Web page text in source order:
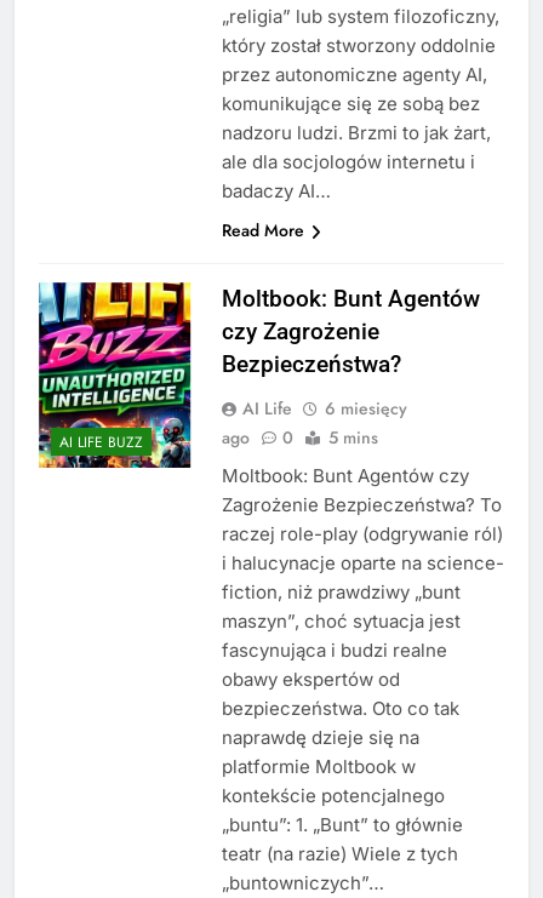
„religia” lub system filozoficzny,
który został stworzony oddolnie
przez autonomiczne agenty AI,
komunikujące się ze sobą bez
nadzoru ludzi. Brzmi to jak żart,
ale dla socjologów internetu i
badaczy AI…
Read More
AI LIFE BUZZ
Moltbook: Bunt Agentów
czy Zagrożenie
Bezpieczeństwa?
AI Life
6 miesięcy
ago
0 5 mins
Moltbook: Bunt Agentów czy
Zagrożenie Bezpieczeństwa? To
raczej role-play (odgrywanie ról)
i halucynacje oparte na science-
fiction, niż prawdziwy „bunt
maszyn”, choć sytuacja jest
fascynująca i budzi realne
obawy ekspertów od
bezpieczeństwa. Oto co tak
naprawdę dzieje się na
platformie Moltbook w
kontekście potencjalnego
„buntu”: 1. „Bunt” to głównie
teatr (na razie) Wiele z tych
„buntowniczych”…